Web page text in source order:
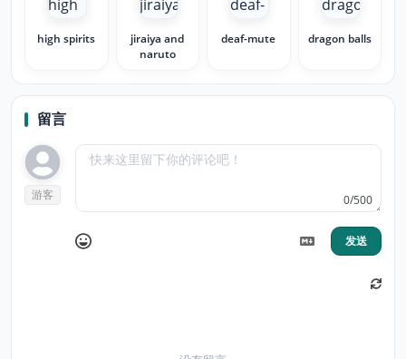
high spirits
jiraiya and
naruto
deaf-mute dragon balls
留言
游客 0/500
发送